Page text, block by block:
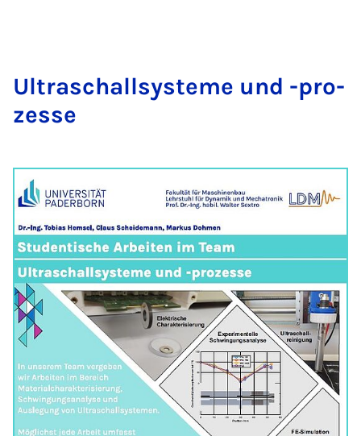
Ul­tra­schall­sys­te­me und -pro­
zes­se